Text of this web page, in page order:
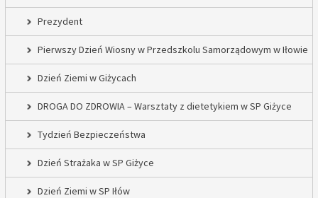
Prezydent
Pierwszy Dzień Wiosny w Przedszkolu Samorządowym w Iłowie
Dzień Ziemi w Giżycach
DROGA DO ZDROWIA – Warsztaty z dietetykiem w SP Giżyce
Tydzień Bezpieczeństwa
Dzień Strażaka w SP Giżyce
Dzień Ziemi w SP Iłów